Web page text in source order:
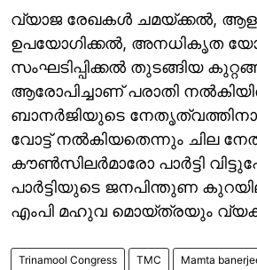
വ്യാജ രേഖകൾ ചമയ്ക്കൽ,
ഉപയോഗിക്കൽ, അനധികൃത
സംഘടിപ്പിക്കൽ തുടങ്ങിയ
ആരോപിച്ചാണ് പരാതി
ബാനർജിയുടെ
വോട്ട് നൽകിയതെന്നും ചില
കൗൺസിലർമാരോ പാർട്ടി
പാർട്ടിയുടെ ജനപിന്തുണ
എംപി മഹുവ മൊയ്ത്രയും
Trinamool Congress TMC Mamta